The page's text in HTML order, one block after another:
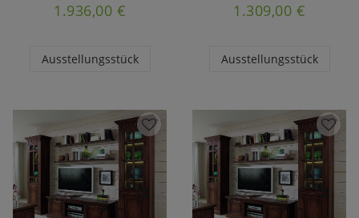
1.936,00 €
Ausstellungsstück
1.309,00 €
Ausstellungsstück